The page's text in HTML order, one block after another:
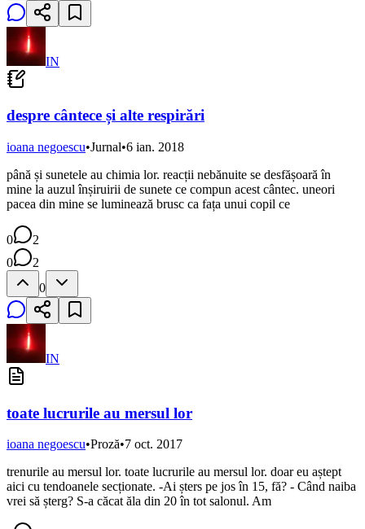
IN
despre cântece și alte respirări
ioana negoescu•Jurnal•6 ian. 2018
până și sunetele au chimia lor. reacții nebănuite se desfășoară în
mine la auzul înșiruirii de sunete ce compun acest cântec. uneori
pacea din mine se luminează brusc ca fața unui copil ce
0
2
0
2
0
IN
toate lucrurile au mersul lor
ioana negoescu•Proză•7 oct. 2017
trenurile au mersul lor. toate lucrurile au mersul lor. doar eu aștept
aici cu tendoanele secționate. -Ai șters pe jos în 15, fă? - Când naiba
vrei să șterg? S-a căcat ăla din 20 în tot salonul. Am